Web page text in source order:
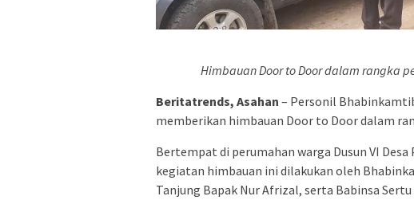
Himbauan Door to Door dalam rangka
Beritatrends, Asahan – Personil
memberikan himbauan Door to Door dalam
Bertempat di perumahan warga Dusun VI
kegiatan himbauan ini dilakukan oleh
Tanjung Bapak Nur Afrizal, serta Babinsa Sertu